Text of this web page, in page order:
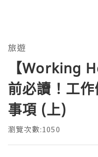
旅遊
【Working
前必讀！工
事項 (上)
瀏覽次數:1050